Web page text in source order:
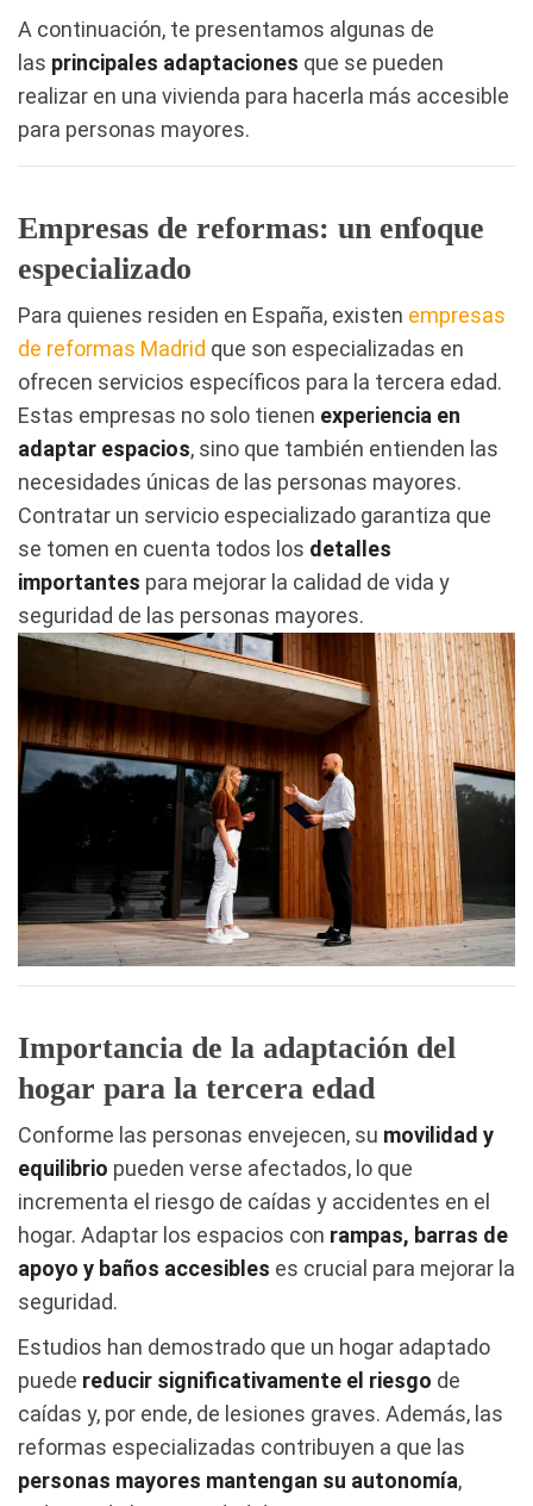
A continuación, te presentamos algunas de
las principales adaptaciones que se pueden
realizar en una vivienda para hacerla más accesible
para personas mayores.
Empresas de reformas: un enfoque
especializado
Para quienes residen en España, existen empresas
de reformas Madrid que son especializadas en
ofrecen servicios específicos para la tercera edad.
Estas empresas no solo tienen experiencia en
adaptar espacios, sino que también entienden las
necesidades únicas de las personas mayores.
Contratar un servicio especializado garantiza que
se tomen en cuenta todos los detalles
importantes para mejorar la calidad de vida y
seguridad de las personas mayores.
Importancia de la adaptación del
hogar para la tercera edad
Conforme las personas envejecen, su movilidad y
equilibrio pueden verse afectados, lo que
incrementa el riesgo de caídas y accidentes en el
hogar. Adaptar los espacios con rampas, barras de
apoyo y baños accesibles es crucial para mejorar la
seguridad.
Estudios han demostrado que un hogar adaptado
puede reducir significativamente el riesgo de
caídas y, por ende, de lesiones graves. Además, las
reformas especializadas contribuyen a que las
personas mayores mantengan su autonomía,